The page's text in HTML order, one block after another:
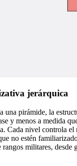
jerárquica
una pirámide, la
y menos a medida
Cada nivel controla el
no estén
militares, desde